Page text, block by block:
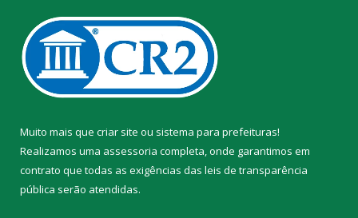
Muito mais que criar site ou sistema para prefeituras!
Realizamos uma assessoria completa, onde garantimos em
contrato que todas as exigências das leis de transparência
pública serão atendidas.